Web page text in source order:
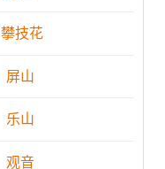
攀技花
屏山
乐山
观音